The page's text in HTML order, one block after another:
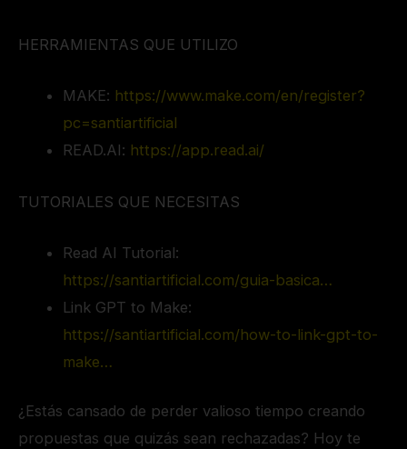
HERRAMIENTAS QUE UTILIZO
MAKE: https://www.make.com/en/register?
pc=santiartificial
READ.AI: https://app.read.ai/
TUTORIALES QUE NECESITAS
Read AI Tutorial:
https://santiartificial.com/guia-basica…
Link GPT to Make:
https://santiartificial.com/how-to-link-gpt-to-
make…
¿Estás cansado de perder valioso tiempo creando
propuestas que quizás sean rechazadas? Hoy te